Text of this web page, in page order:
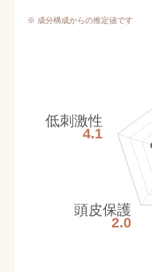
※ 成分構成からの推定値です
頭皮保護
2.0
低刺激性
4.1